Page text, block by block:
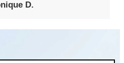
D.